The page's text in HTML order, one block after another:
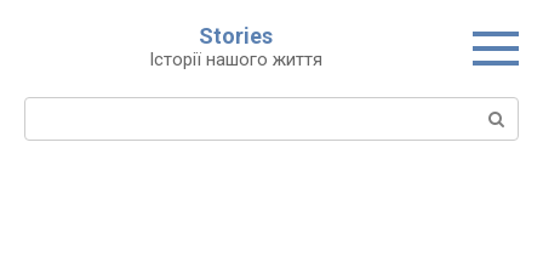
Stories
Історії нашого життя
Пошук: